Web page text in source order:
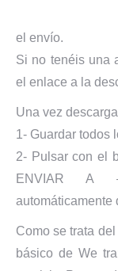
el envío.
Si no tenéis una
el enlace a la
Una vez
1- Guardar todos
2- Pulsar con el
ENVIAR A
automáticamente
Como se trata
básico de We